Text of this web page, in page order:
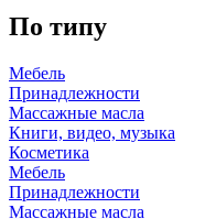
По типу
Мебель
Принадлежности
Массажные масла
Книги, видео, музыка
Косметика
Мебель
Принадлежности
Массажные масла